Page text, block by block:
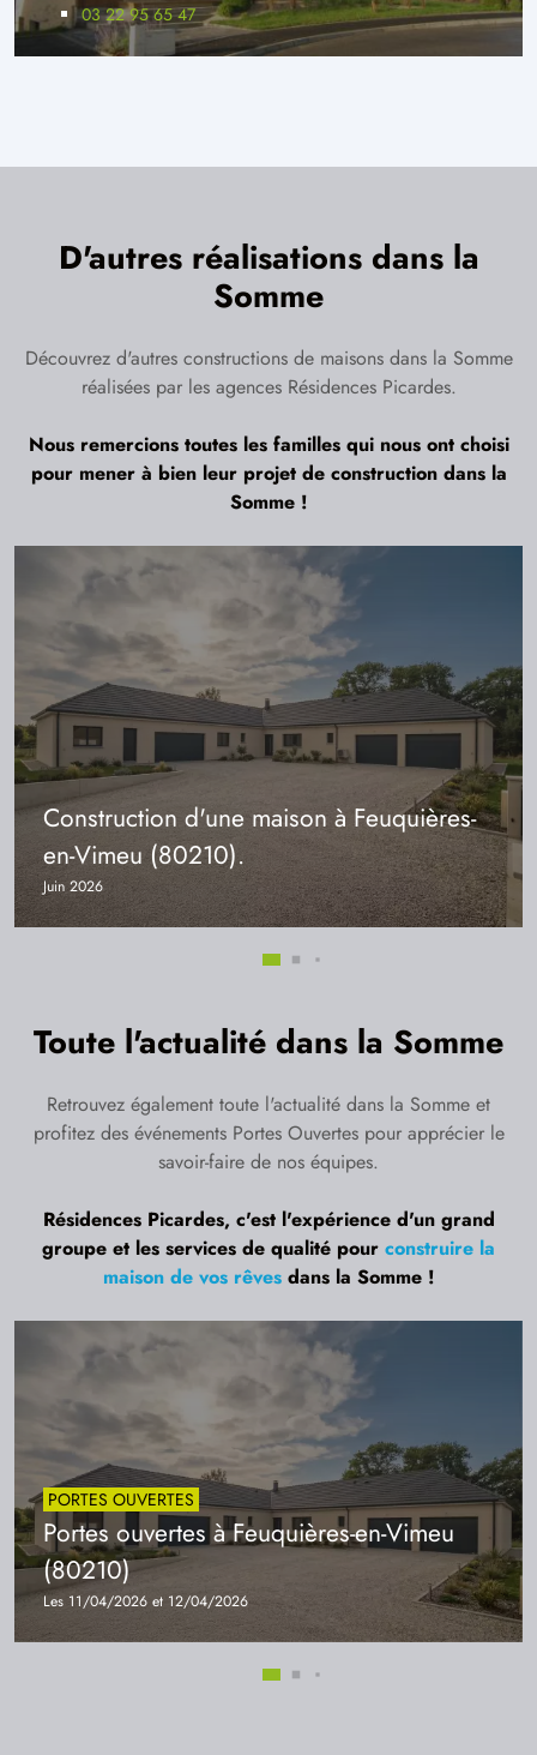
03 22 95 65 47
D'autres réalisations dans la
Somme
Découvrez d'autres constructions de maisons dans la Somme
réalisées par les agences Résidences Picardes.
Nous remercions toutes les familles qui nous ont choisi
pour mener à bien leur projet de construction dans la
Somme !
Construction d'une maison à Feuquières-
en-Vimeu (80210).
Juin 2026
Toute l'actualité dans la Somme
Retrouvez également toute l'actualité dans la Somme et
profitez des événements Portes Ouvertes pour apprécier le
savoir-faire de nos équipes.
Résidences Picardes, c'est l'expérience d'un grand
groupe et les services de qualité pour construire la
maison de vos rêves dans la Somme !
PORTES OUVERTES
Portes ouvertes à Feuquières-en-Vimeu
(80210)
Les 11/04/2026 et 12/04/2026